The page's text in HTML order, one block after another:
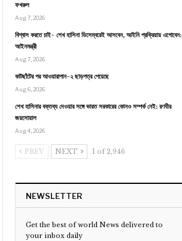
ফখরুল
Aug 7, 2026
বিশ্বাস করতে চাই- শেখ হাসিনা ডিসেম্বরেই আসবেন, আইনি প্রক্রিয়ায় এগোবেন:
আইনমন্ত্রী
Aug 7, 2026
কাটছাঁটের পর আওয়ারাপান-২ ছাড়পত্র পেয়েছে
Aug 6, 2026
শেখ হাসিনার বক্তব্য দেওয়ার সঙ্গে ভারত সরকারের কোনও সম্পর্ক নেই: রণধীর
জয়সোয়াল
Aug 4, 2026
PREV NEXT 1 of 2,946
NEWSLETTER
Get the best of world News delivered to
your inbox daily